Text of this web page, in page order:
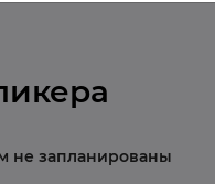
не запланированы